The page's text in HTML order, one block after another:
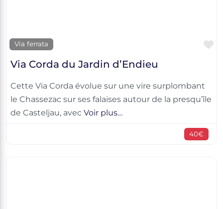
Via ferrata
Via Corda du Jardin d’Endieu
Cette Via Corda évolue sur une vire surplombant
le Chassezac sur ses falaises autour de la presqu’île
de Casteljau, avec Voir plus…
40€